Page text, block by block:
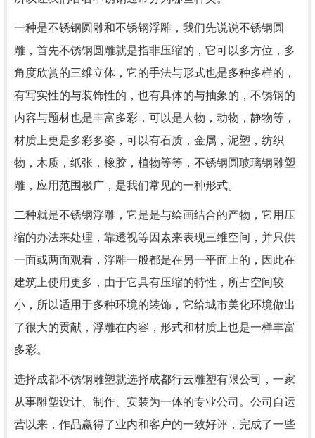
一种是不锈钢圆雕和不锈钢浮雕，我们先说说不锈钢圆
雕，首先不锈钢圆雕就是指非压缩的，它可以多方位，多
角度欣赏的三维立体，它的手法与形式也是多种多样的，
有写实性的与装饰性的，也有具体的与抽象的，不锈钢的
内容与题材也是丰富多彩，可以是人物，动物，静物等，
材质上更是多彩多姿，可以有石质，金属，泥塑，纺织
物，木质，纸张，橡胶，植物等等，不锈钢圆玻璃钢雕塑
雕，应用范围极广，是我们常见的一种形式。
二种就是不锈钢浮雕，它是是与绘画结合的产物，它用压
缩的办法来处理，靠透视等因素来表现三维空间，并只供
一面或两面观看，浮雕一般都是在另一平面上的，因此在
建筑上使用更多，由于它具有压缩的特性，所占空间较
小，所以适用于多种环境的装饰，它给城市美化环境做出
了很大的贡献，浮雕在内容，形式和材质上也是一样丰富
多彩。
选择成都不锈钢雕塑就选择成都行云雕塑有限公司，一家
从事雕塑设计、制作、安装为一体的专业公司。公司自运
营以来，作品赢得了业内和客户的一致好评，完成了一些